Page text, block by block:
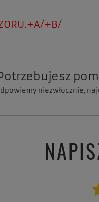
+B/
niezwłocznie,